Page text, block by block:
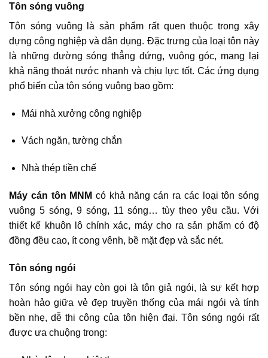
Tôn sóng vuông
Tôn sóng vuông là sản phẩm rất quen thuộc trong xây
dựng công nghiệp và dân dụng. Đặc trưng của loại tôn này
là những đường sóng thẳng đứng, vuông góc, mang lại
khả năng thoát nước nhanh và chịu lực tốt. Các ứng dụng
phổ biến của tôn sóng vuông bao gồm:
Mái nhà xưởng công nghiệp
Vách ngăn, tường chắn
Nhà thép tiền chế
Máy cán tôn MNM có khả năng cán ra các loại tôn sóng
vuông 5 sóng, 9 sóng, 11 sóng… tùy theo yêu cầu. Với
thiết kế khuôn lô chính xác, máy cho ra sản phẩm có độ
đồng đều cao, ít cong vênh, bề mặt đẹp và sắc nét.
Tôn sóng ngói
Tôn sóng ngói hay còn gọi là tôn giả ngói, là sự kết hợp
hoàn hảo giữa vẻ đẹp truyền thống của mái ngói và tính
bền nhẹ, dễ thi công của tôn hiện đại. Tôn sóng ngói rất
được ưa chuộng trong: